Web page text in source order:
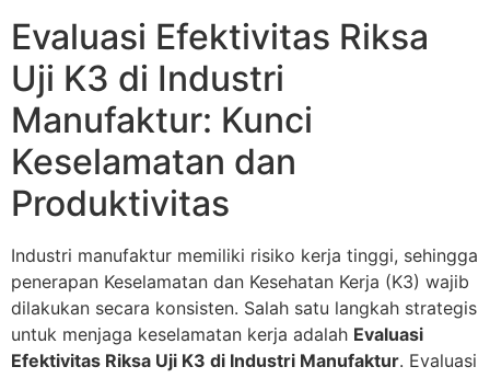
Evaluasi Efektivitas Riksa
Uji K3 di Industri
Manufaktur: Kunci
Keselamatan dan
Produktivitas
Industri manufaktur memiliki risiko kerja tinggi, sehingga
penerapan Keselamatan dan Kesehatan Kerja (K3) wajib
dilakukan secara konsisten. Salah satu langkah strategis
untuk menjaga keselamatan kerja adalah Evaluasi
Efektivitas Riksa Uji K3 di Industri Manufaktur. Evaluasi